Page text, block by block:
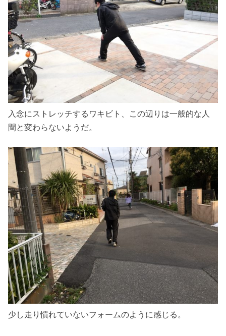
入念にストレッチするワキビト、この辺りは一般的な人
間と変わらないようだ。
少し走り慣れていないフォームのように感じる。